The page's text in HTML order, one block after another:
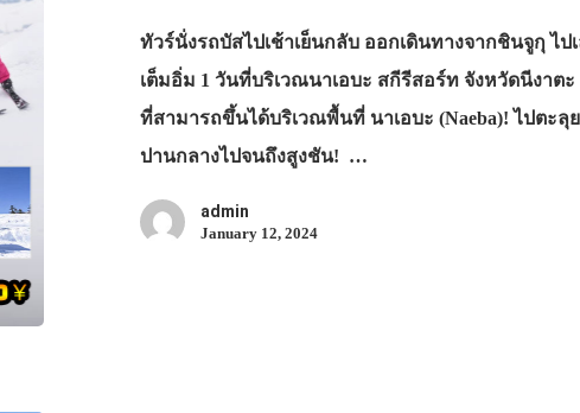
ทัวร์นั่งรถบัสไปเช้าเย็นกลับ ออกเดินทางจากชินจูกุ ไ
เต็มอิ่ม 1 วันที่บริเวณนาเอบะ สกีรีสอร์ท จังหวัดนีงาต
ที่สามารถขึ้นได้บริเวณพื้นที่ นาเอบะ (Naeba)! ไปตะ
ปานกลางไปจนถึงสูงชัน! …
admin
January 12, 2024